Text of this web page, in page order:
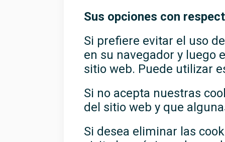
Sus opciones con
Si prefiere evitar el uso
en su navegador y luego
sitio web. Puede utilizar
Si no acepta nuestras
del sitio web y que
Si desea eliminar las